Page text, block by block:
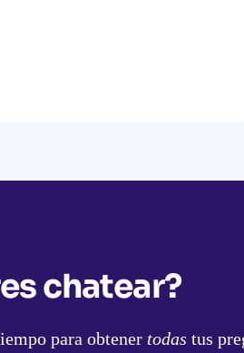
chatear?
para obtener todas tus